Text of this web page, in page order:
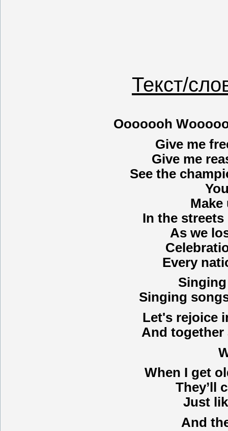
Текст/
Ooooooh
Give me
Give me
See the
Make
In the
As we
Every
Singing
Let's rejoice
And together
When I get
They’ll
Just
And